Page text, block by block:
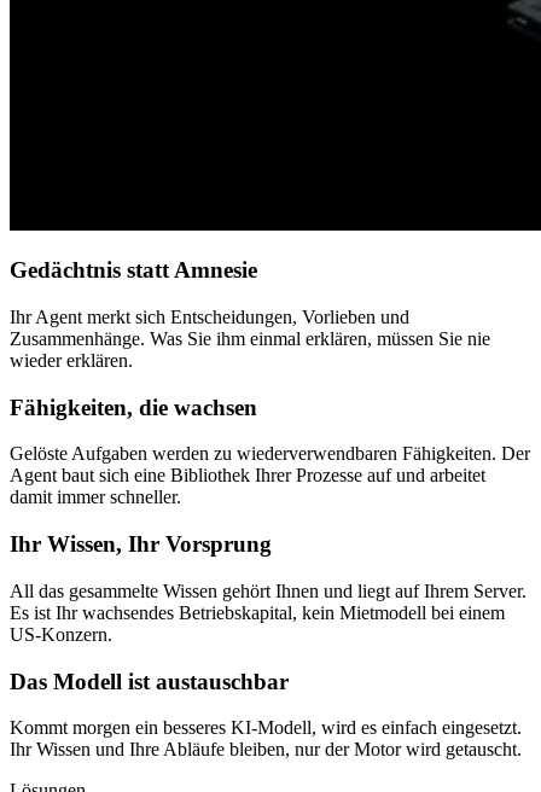
Gedächtnis statt Amnesie
Ihr Agent merkt sich Entscheidungen, Vorlieben und
Zusammenhänge. Was Sie ihm einmal erklären, müssen Sie nie
wieder erklären.
Fähigkeiten, die wachsen
Gelöste Aufgaben werden zu wiederverwendbaren Fähigkeiten. Der
Agent baut sich eine Bibliothek Ihrer Prozesse auf und arbeitet
damit immer schneller.
Ihr Wissen, Ihr Vorsprung
All das gesammelte Wissen gehört Ihnen und liegt auf Ihrem Server.
Es ist Ihr wachsendes Betriebskapital, kein Mietmodell bei einem
US-Konzern.
Das Modell ist austauschbar
Kommt morgen ein besseres KI-Modell, wird es einfach eingesetzt.
Ihr Wissen und Ihre Abläufe bleiben, nur der Motor wird getauscht.